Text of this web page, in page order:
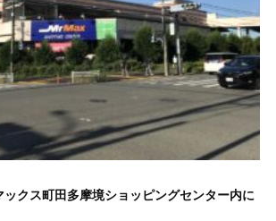
ックス町田多摩境ショッピングセンター内に